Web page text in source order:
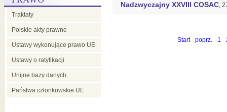
Traktaty
Polskie akty prawne
Ustawy wykonujące prawo UE
Ustawy o ratyfikacji
Unijne bazy danych
Państwa członkowskie UE
Nadzwyczajny XXVIII COSAC,
Start poprz. 1